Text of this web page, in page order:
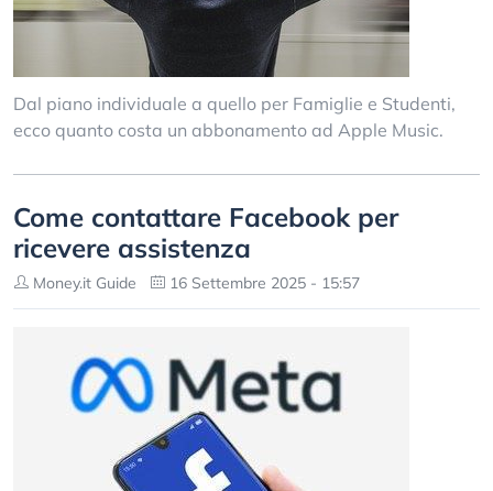
Dal piano individuale a quello per Famiglie e Studenti,
ecco quanto costa un abbonamento ad Apple Music.
Come contattare Facebook per
ricevere assistenza
Money.it Guide 16 Settembre 2025 - 15:57